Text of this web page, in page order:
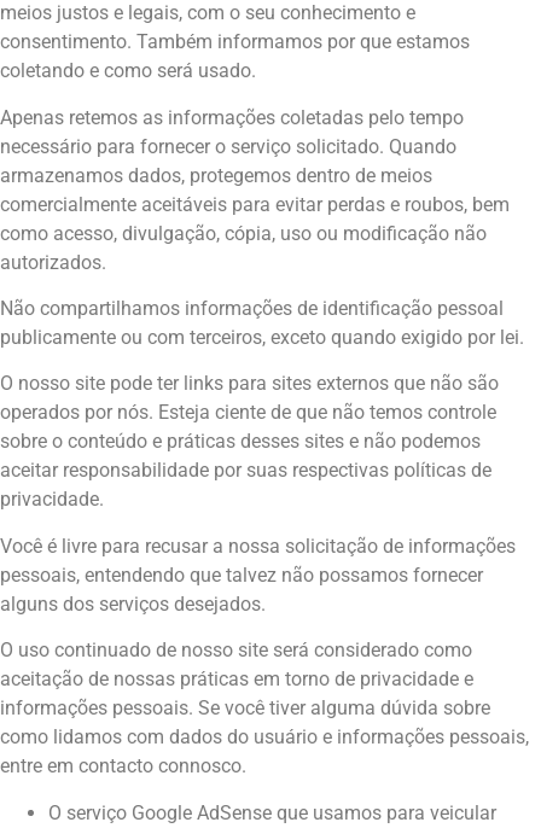
meios justos e legais, com o seu conhecimento e
consentimento. Também informamos por que estamos
coletando e como será usado.
Apenas retemos as informações coletadas pelo tempo
necessário para fornecer o serviço solicitado. Quando
armazenamos dados, protegemos dentro de meios
comercialmente aceitáveis ​​para evitar perdas e roubos, bem
como acesso, divulgação, cópia, uso ou modificação não
autorizados.
Não compartilhamos informações de identificação pessoal
publicamente ou com terceiros, exceto quando exigido por lei.
O nosso site pode ter links para sites externos que não são
operados por nós. Esteja ciente de que não temos controle
sobre o conteúdo e práticas desses sites e não podemos
aceitar responsabilidade por suas respectivas políticas de
privacidade.
Você é livre para recusar a nossa solicitação de informações
pessoais, entendendo que talvez não possamos fornecer
alguns dos serviços desejados.
O uso continuado de nosso site será considerado como
aceitação de nossas práticas em torno de privacidade e
informações pessoais. Se você tiver alguma dúvida sobre
como lidamos com dados do usuário e informações pessoais,
entre em contacto connosco.
O serviço Google AdSense que usamos para veicular